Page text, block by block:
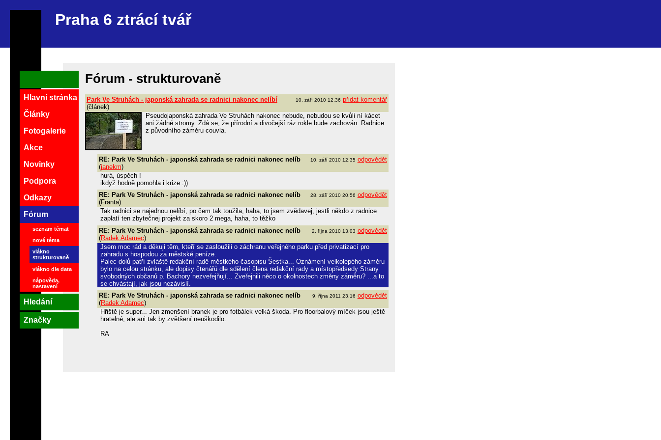
Praha 6 ztrácí tvář
Fórum - strukturovaně
10. září 2010 12.36 přidat komentář
Park Ve Struhách - japonská zahrada se radnici nakonec nelíbí
(článek)
Pseudojaponská zahrada Ve Struhách nakonec nebude, nebudou se kvůli ní kácet
ani žádné stromy. Zdá se, že přírodní a divočejší ráz rokle bude zachován. Radnice
z původního záměru couvla.
10. září 2010 12.35 odpovědět
RE: Park Ve Struhách - japonská zahrada se radnici nakonec nelíb
(janekm)
hurá, úspěch !
ikdyž hodně pomohla i krize :))
28. září 2010 20.56 odpovědět
RE: Park Ve Struhách - japonská zahrada se radnici nakonec nelíb
(Franta)
Tak radnici se najednou nelíbí, po čem tak toužila, haha, to jsem zvědavej, jestli někdo z radnice
zaplatí ten zbytečnej projekt za skoro 2 mega, haha, to těžko
2. října 2010 13.03 odpovědět
RE: Park Ve Struhách - japonská zahrada se radnici nakonec nelíb
(Radek Adamec)
Jsem moc rád a děkuji těm, kteří se zasloužili o záchranu veřejného parku před privatizací pro
zahradu s hospodou za městské peníze.
Palec dolů patří zvláště redakční radě městkého časopisu Šestka... Oznámení velkolepého záměru
bylo na celou stránku, ale dopisy čtenářů dle sdělení člena redakční rady a místopředsedy Strany
svobodných občanů p. Bachory nezveřejňují... Zveřejnili něco o okolnostech změny záměru? ...a to
se chvástají, jak jsou nezávislí.
9. října 2011 23.16 odpovědět
RE: Park Ve Struhách - japonská zahrada se radnici nakonec nelíb
(Radek Adamec)
Hřiště je super... Jen zmenšení branek je pro fotbálek velká škoda. Pro floorbalový míček jsou ještě
hratelné, ale ani tak by zvětšení neuškodilo.
RA
Hlavní stránka
Články
Fotogalerie
Akce
Novinky
Podpora
Odkazy
Fórum
seznam témat
nové téma
vlákno
strukturovaně
vlákno dle data
nápověda,
nastavení
Hledání
Značky